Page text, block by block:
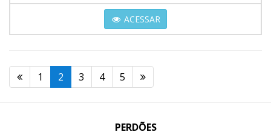
ACESSAR
1 2 3 4 5
PERDÕES